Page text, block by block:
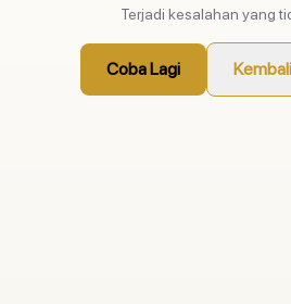
Terjadi kesalahan yang
Coba Lagi